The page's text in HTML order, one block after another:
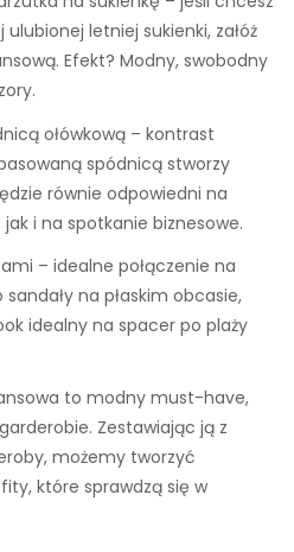
letniej sukienki, załóż
Efekt? Modny, swobodny
ołówkową – kontrast
spódnicą stworzy
równie odpowiedni na
i na spotkanie biznesowe.
– idealne połączenie na
na płaskim obcasie,
idealny na spacer po plaży
to modny must-have,
Zestawiając ją z
możemy tworzyć
które sprawdzą się w